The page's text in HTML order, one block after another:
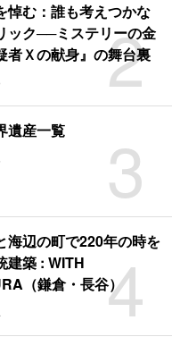
2
悼む：誰も考えつかな
ック──ミステリーの金
者Ｘの献身』の舞台裏
3
遺産一覧
4
海辺の町で220年の時を
建築 : WITH
（鎌倉・長谷）